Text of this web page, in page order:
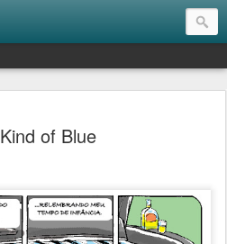
Kind of Blue